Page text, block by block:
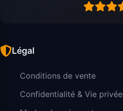
Légal
Conditions de vente
Confidentialité & Vie privée